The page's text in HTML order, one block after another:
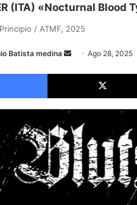
(ITA) «Nocturnal Blood
/ ATMF, 2025
Batista medina
Send Ago 28, 2025
Facebook